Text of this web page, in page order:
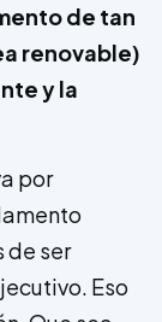
de tan
re­novable)
y la
por
de ser
Eso